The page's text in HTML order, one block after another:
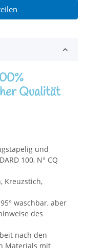
Qualität
und
100, N° CQ
Kreuzstich,
waschbar, aber
des
nach den
Materials mit